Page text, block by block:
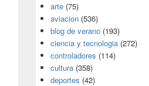
arte (75)
aviacion (536)
blog de verano (193)
ciencia y tecnologia (272)
controladores (114)
cultura (358)
deportes (42)